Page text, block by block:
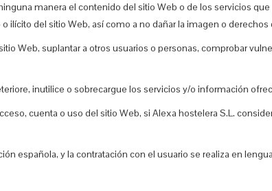
manera el contenido del sitio Web o de los servicios
del sitio Web, así como a no dañar la imagen o derechos
Web, suplantar a otros usuarios o personas, comprobar
inutilice o sobrecargue los servicios y/o información
cuenta o uso del sitio Web, si Alexa hostelera S.L.
española, y la contratación con el usuario se realiza en